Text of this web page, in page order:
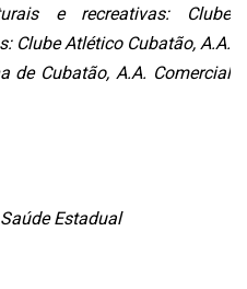
e recreativas: Clube
Clube Atlético Cubatão, A.A.
de Cubatão, A.A. Comercial
Estadual